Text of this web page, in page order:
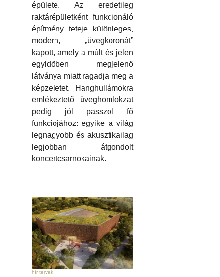
épülete. Az eredetileg
raktárépületként funkcionáló
építmény teteje különleges,
modern, „üvegkoronát”
kapott, amely a múlt és jelen
egyidőben megjelenő
látványa miatt ragadja meg a
képzeletet. Hanghullámokra
emlékeztető üveghomlokzat
pedig jól passzol fő
funkciójához: egyike a világ
legnagyobb és akusztikailag
legjobban átgondolt
koncertcsarnokainak.
hír tervek